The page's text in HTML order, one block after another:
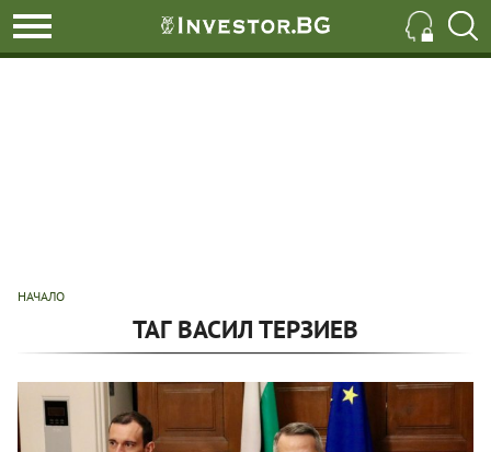
НАЧАЛО
ТАГ ВАСИЛ ТЕРЗИЕВ